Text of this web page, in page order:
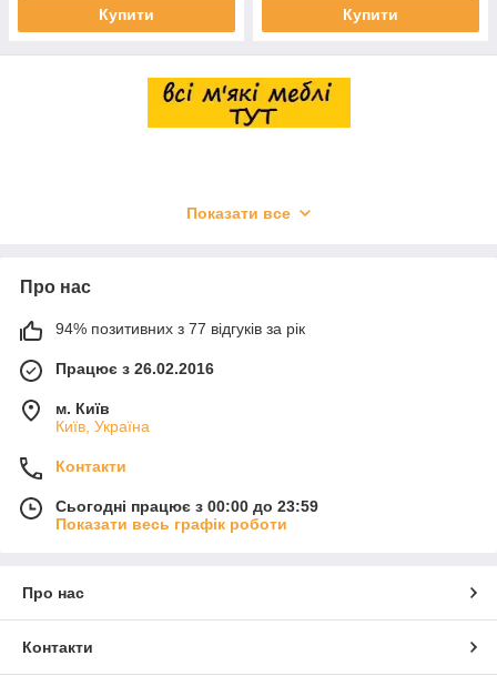
Купити Купити
Показати все
Про нас
94% позитивних з 77 відгуків за рік
Працює з 26.02.2016
м. Київ
Київ, Україна
Контакти
Сьогодні працює з 00:00 до 23:59
Показати весь графік роботи
Про нас
Контакти